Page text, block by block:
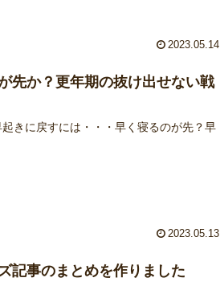
2023.05.14
先か？更年期の抜け出せない戦
きに戻すには・・・早く寝るのが先？早
2023.05.13
記事のまとめを作りました